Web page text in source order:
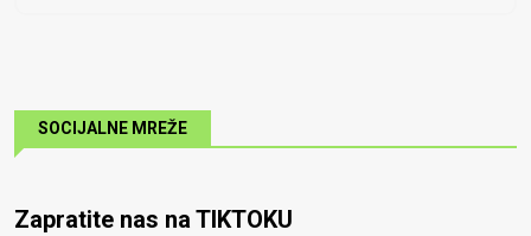
SOCIJALNE MREŽE
Zapratite nas na TIKTOKU